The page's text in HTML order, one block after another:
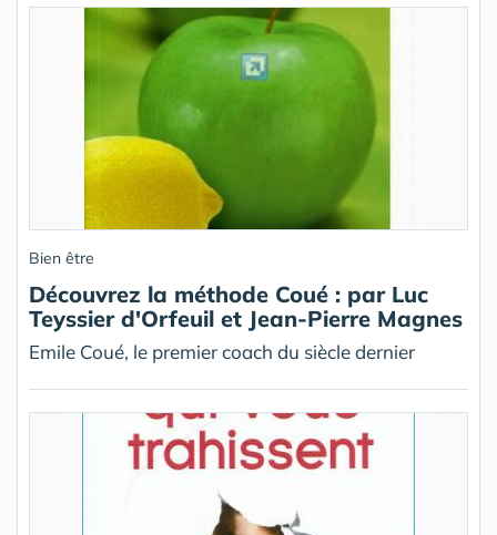
Bien être
Découvrez la méthode Coué : par Luc
Teyssier d'Orfeuil et Jean-Pierre Magnes
Emile Coué, le premier coach du siècle dernier